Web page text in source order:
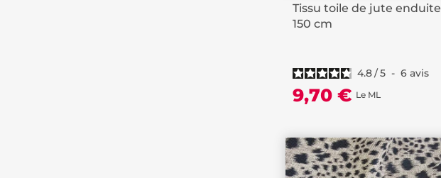
Tissu toile de jute enduite
150 cm
4.8/5 - 6 avis
9,70 € Le ML